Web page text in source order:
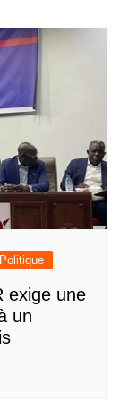
Politique
exige une
un